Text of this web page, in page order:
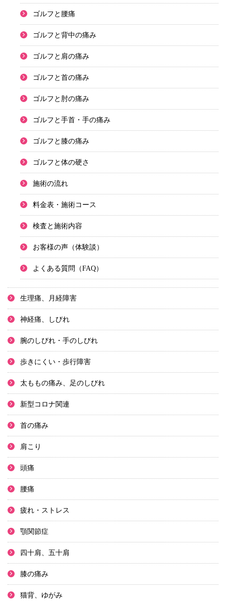
ゴルフと腰痛
ゴルフと背中の痛み
ゴルフと肩の痛み
ゴルフと首の痛み
ゴルフと肘の痛み
ゴルフと手首・手の痛み
ゴルフと膝の痛み
ゴルフと体の硬さ
施術の流れ
料金表・施術コース
検査と施術内容
お客様の声（体験談）
よくある質問（FAQ）
生理痛、月経障害
神経痛、しびれ
腕のしびれ・手のしびれ
歩きにくい・歩行障害
太ももの痛み、足のしびれ
新型コロナ関連
首の痛み
肩こり
頭痛
腰痛
疲れ・ストレス
顎関節症
四十肩、五十肩
膝の痛み
猫背、ゆがみ